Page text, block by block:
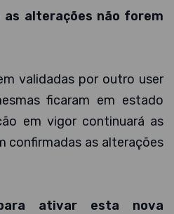
as alterações não forem
validadas por outro user
ficaram em estado
em vigor continuará as
confirmadas as alterações
ativar esta nova